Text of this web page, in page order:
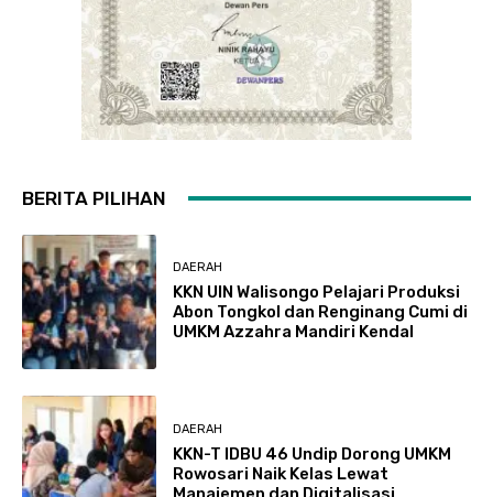
BERITA PILIHAN
DAERAH
KKN UIN Walisongo Pelajari Produksi
Abon Tongkol dan Renginang Cumi di
UMKM Azzahra Mandiri Kendal
DAERAH
KKN-T IDBU 46 Undip Dorong UMKM
Rowosari Naik Kelas Lewat